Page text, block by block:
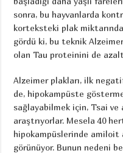
sonra, bu hayvanlarda
korteksteki plak
gördü ki, bu teknik
olan Tau proteinini de
Alzeimer plakları, ilk
de, hipokampüste
sağlayabilmek için, Tsai ve
araştrıyorlar. Mesela 40
hipokampüslerinde amiloit
görünüyor. Bunun nedeni